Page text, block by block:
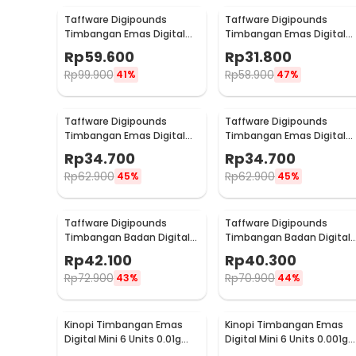
Taffware Digipounds
Timbangan Emas Digital
Mini 7 Units 0.01g 500g -
UF200H
Rp59.600
Rp99.900 41%
Taffware Digipounds
Timbangan Emas Digital
Mini 5 Units 0.01g 200g -
MH-200
Rp31.800
Rp58.900 47%
Taffware Digipounds
Timbangan Emas Digital
Mini 7 Units 0.01g 500g -
SC-13 / VSW0083
Rp34.700
Rp62.900 45%
Taffware Digipounds
Timbangan Emas Digital
Mini 7 Units 0.01g 200g -
SC-13 / VSW0083
Rp34.700
Rp62.900 45%
Taffware Digipounds
Timbangan Badan Digital
Scale Battery 0.05kg 180kg
- SC-12
Rp42.100
Rp72.900 43%
Taffware Digipounds
Timbangan Badan Digital
Scale Battery 0.05kg 180kg
- SC-15
Rp40.300
Rp70.900 44%
Kinopi Timbangan Emas
Digital Mini 6 Units 0.01g
Kinopi Timbangan Emas
Digital Mini 6 Units 0.001g